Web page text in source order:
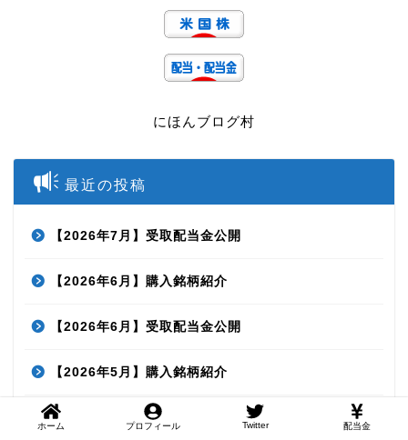
にほんブログ村
最近の投稿
【2026年7月】受取配当金公開
【2026年6月】購入銘柄紹介
【2026年6月】受取配当金公開
【2026年5月】購入銘柄紹介
【2026年5月】受取配当金公開
ホーム プロフィール Twitter 配当金